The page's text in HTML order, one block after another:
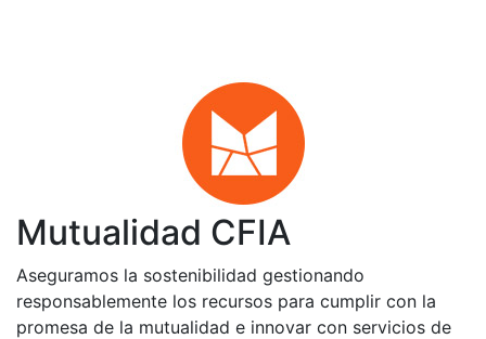
Mutualidad CFIA
Aseguramos la sostenibilidad gestionando
responsablemente los recursos para cumplir con la
promesa de la mutualidad e innovar con servicios de